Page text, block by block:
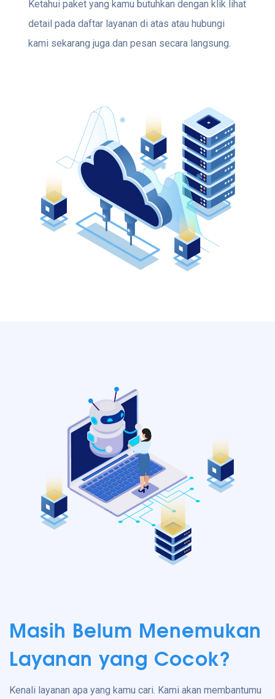
Ketahui paket yang kamu butuhkan dengan klik lihat
detail pada daftar layanan di atas atau hubungi
kami sekarang juga dan pesan secara langsung.
Masih Belum Menemukan
Layanan yang Cocok?
Kenali layanan apa yang kamu cari. Kami akan membantumu